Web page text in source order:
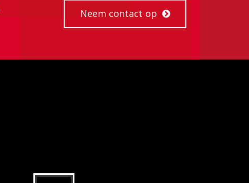
Neem contact op